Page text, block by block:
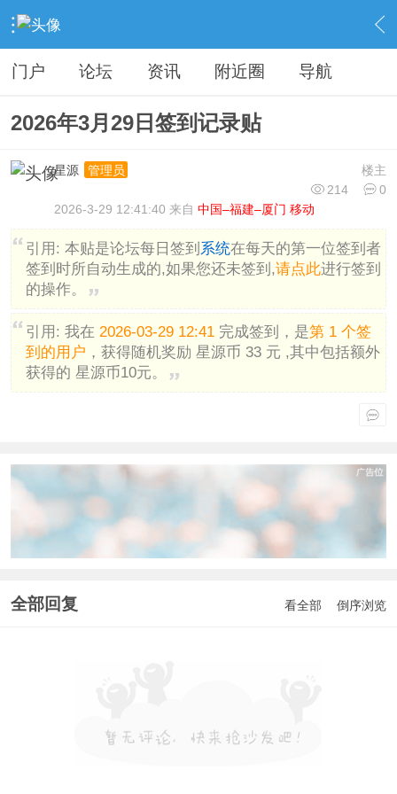
› 分类信息 › 广告灌水 › 内容
门户 论坛 资讯 附近圈 导航
2026年3月29日签到记录贴
楼主
星源
管理员
214
0
2026-3-29 12:41:40 来自 中国–福建–厦门 移动
引用: 本贴是论坛每日签到 系统在每天的第一位签到者
签到时所自动生成的,如果您还未签到,请点此进行签到
的操作。
引用: 我在 2026-03-29 12:41完成签到，是第 1 个签
到的用户 ，获得随机奖励 星源币 33 元 ,其中包括额外
获得的 星源币10元。
全部回复 看全部 倒序浏览